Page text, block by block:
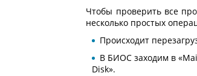
Чтобы проверить все
несколько простых
Происходит
В БИОС заходим в
Disk».